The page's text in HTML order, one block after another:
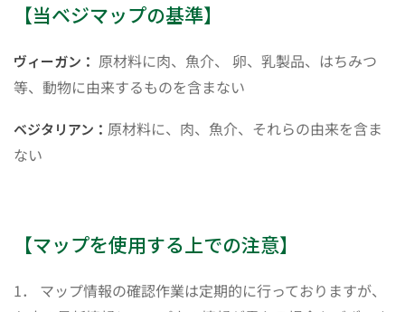
【当ベジマップの基準】
ヴィーガン： 原材料に肉、魚介、 卵、乳製品、はちみつ
等、動物に由来するものを含まない
ベジタリアン： 原材料に、肉、魚介、それらの由来を含ま
ない
【マップを使用する上での注意】
1． マップ情報の確認作業は定期的に行っておりますが、